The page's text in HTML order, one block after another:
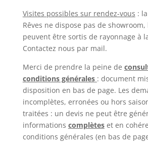
Visites possibles sur rendez-vous :
Rêves ne dispose pas de
peuvent être sortis de rayonnage à
Contactez nous par mail.
Merci de prendre la peine de
conditions générales : document
disposition en bas de page. Les
incomplètes, erronées ou hors
traitées : un devis ne peut être
informations complètes et en
conditions générales (en bas de